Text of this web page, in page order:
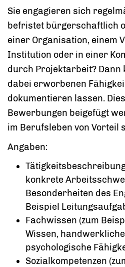
Sie engagieren sich
befristet bürgerschaftlich
einer Organisation, einem
Institution oder in einer
durch Projektarbeit? Dann
dabei erworbenen
dokumentieren lassen.
Bewerbungen beigefügt
im Berufsleben von Vorteil
Angaben:
konkrete
Besonderheiten des
Beispiel
Fachwissen (zum
Wissen,
psychologische
Sozialkompetenzen